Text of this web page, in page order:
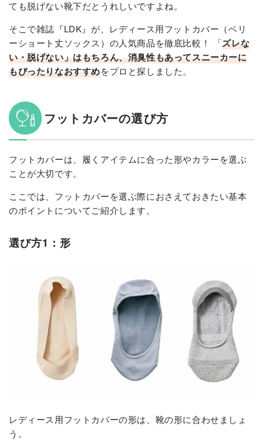
ても脱げない靴下だとうれしいですよね。
そこで雑誌『LDK』が、レディース用フットカバー（ベリ
ーショート丈ソックス）の人気商品を徹底比較！ 「ズレな
い・脱げない」はもちろん、消臭性もあってスニーカーに
もぴったりなおすすめをプロと探しました。
フットカバーの選び方
フットカバーは、履くアイテムに合った形やカラーを選ぶ
ことが大切です。
ここでは、フットカバーを選ぶ際におさえておきたい基本
のポイントについてご紹介します。
選び方1：形
レディース用フットカバーの形は、靴の形に合わせましょ
う。